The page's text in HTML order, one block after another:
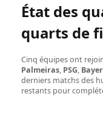
État des
quarts de
Cinq équipes ont
Palmeiras, PSG,
derniers matchs des
restants pour